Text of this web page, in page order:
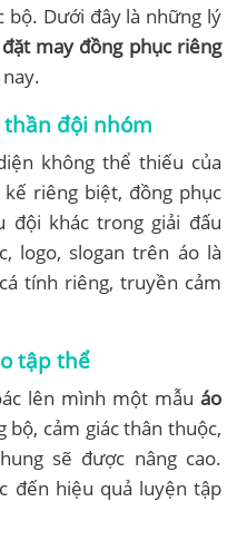
bộ. Dưới đây là những lý
đặt may đồng phục riêng
đội nhóm
không thể thiếu của
riêng biệt, đồng phục
đội khác trong giải đấu
logo, slogan trên áo là
tính riêng, truyền cảm
tập thể
lên mình một mẫu áo
bộ, cảm giác thân thuộc,
sẽ được nâng cao.
đến hiệu quả luyện tập